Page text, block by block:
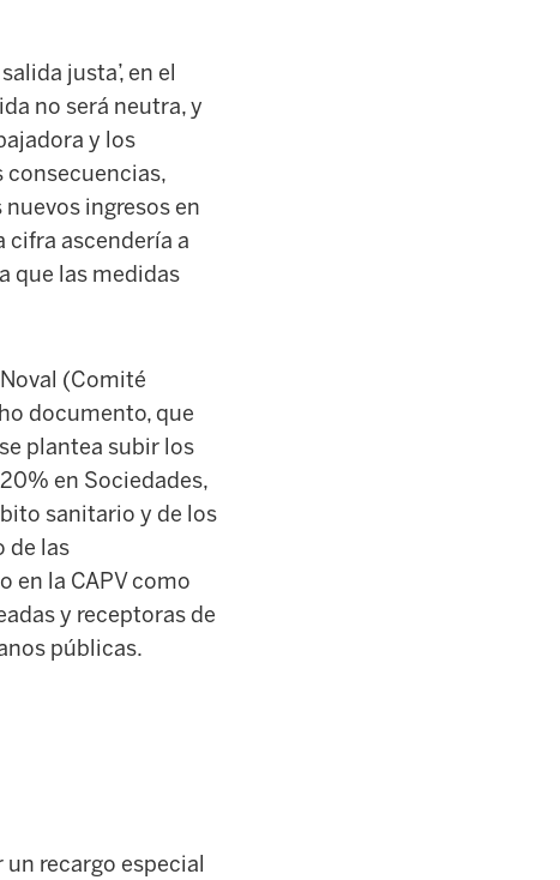
justa’, en el
no será neutra, y
y los
consecuencias,
ingresos en
cifra ascendería a
que las medidas
(Comité
documento, que
plantea subir los
en Sociedades,
sanitario y de los
de las
en la CAPV como
y receptoras de
públicas.
recargo especial